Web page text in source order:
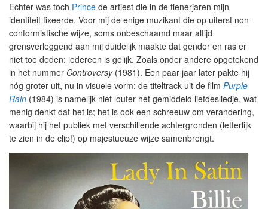
Echter was toch Prince de artiest die in de tienerjaren mijn
identiteit fixeerde. Voor mij de enige muzikant die op uiterst non-
conformistische wijze, soms onbeschaamd maar altijd
grensverleggend aan mij duidelijk maakte dat gender en ras er
niet toe deden: iedereen is gelijk. Zoals onder andere opgetekend
in het nummer Controversy(1981). Een paar jaar later pakte hij
nóg groter uit, nu in visuele vorm: de titeltrack uit de film Purple
Rain (1984) is namelijk niet louter het gemiddeld liefdesliedje, wat
menig denkt dat het is; het is ook een schreeuw om verandering,
waarbij hij het publiek met verschillende achtergronden (letterlijk
te zien in de clip!) op majestueuze wijze samenbrengt.